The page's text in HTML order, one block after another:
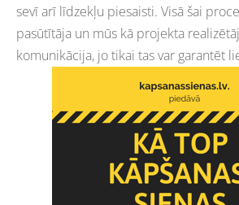
sevī arī līdzekļu piesaisti. Visā šai
pasūtītāja un mūs kā projekta
komunikācija, jo tikai tas var garantēt